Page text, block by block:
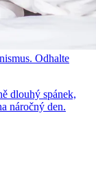
Odhalte
dlouhý spánek,
náročný den.